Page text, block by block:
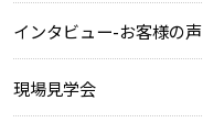
インタビュー-お客様の声
現場見学会